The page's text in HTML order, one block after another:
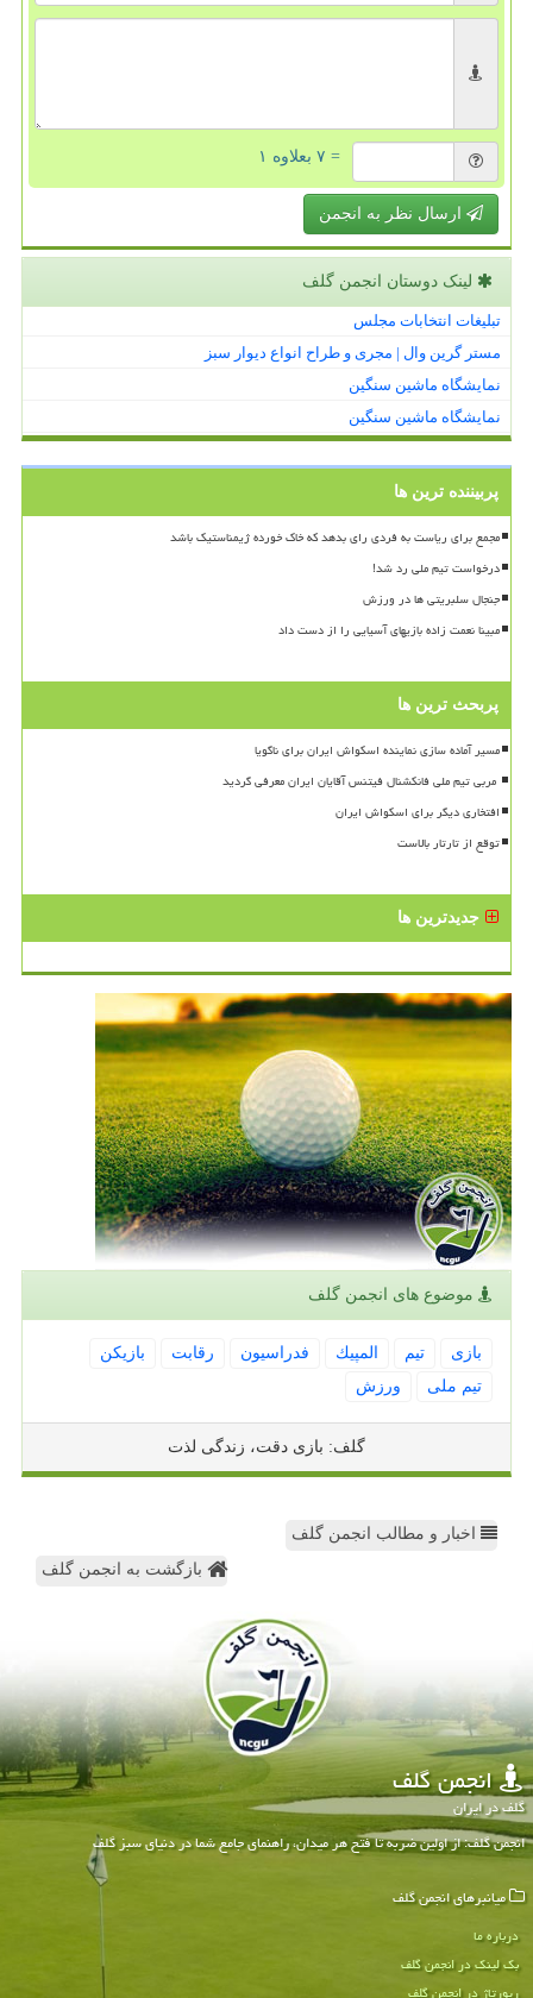
= ۷ بعلاوه ۱
ارسال نظر به انجمن
لینک دوستان انجمن گلف
تبلیغات انتخابات مجلس
مستر گرین وال | مجری و طراح انواع دیوار سبز
نمایشگاه ماشین سنگین
نمایشگاه ماشین سنگین
پربیننده ترین ها
مجمع برای ریاست به فردی رای بدهد که خاک خورده ژیمناستیک باشد
درخواست تیم ملی رد شد!
جنجال سلبریتی ها در ورزش
مبینا نعمت زاده بازیهای آسیایی را از دست داد
پربحث ترین ها
مسیر آماده سازی نماینده اسکواش ایران برای ناگویا
افتخاری دیگر برای اسکواش ایران
توقع از تارتار بالاست
جدیدترین ها
موضوع های انجمن گلف
بازی تیم المپیك فدراسیون رقابت
بازیكن
تیم ملی
ورزش
گلف: بازی دقت، زندگی لذت
اخبار و مطالب انجمن گلف
بازگشت به انجمن گلف
انجمن گلف
گلف در ایران
انجمن گلف: از اولین ضربه تا فتح هر میدان، راهنمای جامع شما در دنیای سبز گلف
میانبرهای انجمن گلف
درباره ما
بک لینک در انجمن گلف
رپورتاژ در انجمن گلف